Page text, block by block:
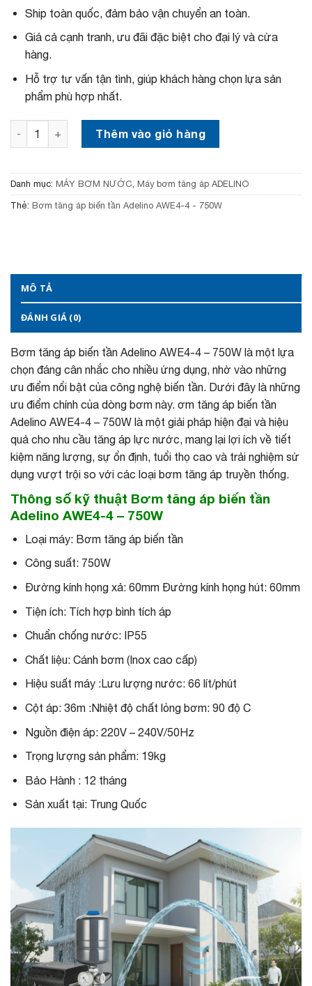
ố
c
l
8
,
5
0
0
₫
.
i
ệ
n
i
:
7
,
0
,
0
Ship toàn quốc, đảm bảo vận chuyển an toàn.
Giá cả cạnh tranh, ưu đãi đặc biệt cho đại lý và cửa
hàng.
Hỗ trợ tư vấn tận tình, giúp khách hàng chọn lựa sản
phẩm phù hợp nhất.
Bơm tăng áp biến tần Adelino AWE4-4 - 750W số lượng
Thêm vào giỏ hàng
Danh mục: MÁY BƠM NƯỚC, Máy bơm tăng áp ADELINO
Thẻ: Bơm tăng áp biến tần Adelino AWE4-4 - 750W
MÔ TẢ
ĐÁNH GIÁ (0)
Bơm tăng áp biến tần Adelino AWE4-4 – 750W là một lựa
chọn đáng cân nhắc cho nhiều ứng dụng, nhờ vào những
ưu điểm nổi bật của công nghệ biến tần. Dưới đây là những
ưu điểm chính của dòng bơm này. ơm tăng áp biến tần
Adelino AWE4-4 – 750W là một giải pháp hiện đại và hiệu
quả cho nhu cầu tăng áp lực nước, mang lại lợi ích về tiết
kiệm năng lượng, sự ổn định, tuổi thọ cao và trải nghiệm sử
dụng vượt trội so với các loại bơm tăng áp truyền thống.
Thông số kỹ thuật Bơm tăng áp biến tần
Adelino AWE4-4 – 750W
Loại máy: Bơm tăng áp biến tần
Công suất: 750W
Đường kính họng xả: 60mm Đường kính họng hút: 60mm
Tiện ích: Tích hợp bình tích áp
Chuẩn chống nước: IP55
Chất liệu: Cánh bơm (Inox cao cấp)
Hiệu suất máy :Lưu lượng nước: 66 lít/phút
Cột áp: 36m :Nhiệt độ chất lỏng bơm: 90 độ C
Nguồn điện áp: 220V – 240V/50Hz
Trọng lượng sản phẩm: 19kg
Bảo Hành : 12 tháng
Sản xuất tại: Trung Quốc